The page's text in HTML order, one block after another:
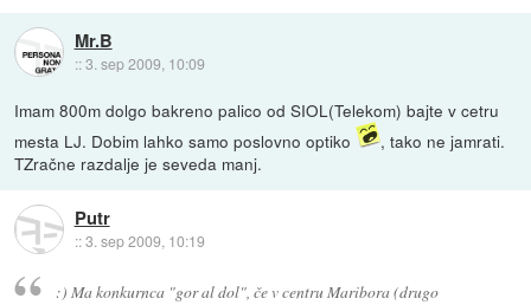
Mr.B
::3. sep 2009, 10:09
Imam 800m dolgo bakreno palico od SIOL(Telekom) bajte v cetru
mesta LJ. Dobim lahko samo poslovno optiko
, tako ne jamrati.
TZračne razdalje je seveda manj.
Putr
::3. sep 2009, 10:19
:) Ma konkurnca "gor al dol", če v centru Maribora (drugo